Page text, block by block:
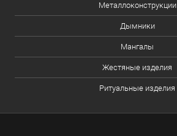
Металлоконструкции
Дымники
Мангалы
Жестяные изделия
Ритуальные изделия